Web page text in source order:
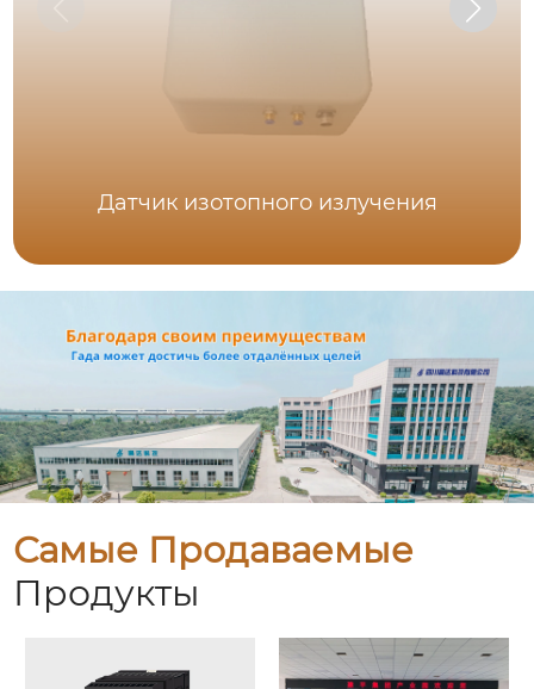
Датчик изотопного излучения
Самые Продаваемые
Продукты